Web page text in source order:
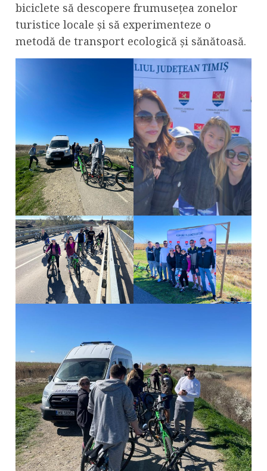
biciclete să descopere frumusețea zonelor
turistice locale și să experimenteze o
metodă de transport ecologică și sănătoasă.